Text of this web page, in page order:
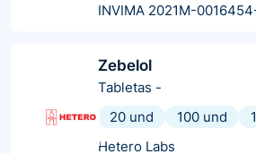
INVIMA 2021M-
Zebelol
Tabletas -
20 und
100 und
Hetero Labs